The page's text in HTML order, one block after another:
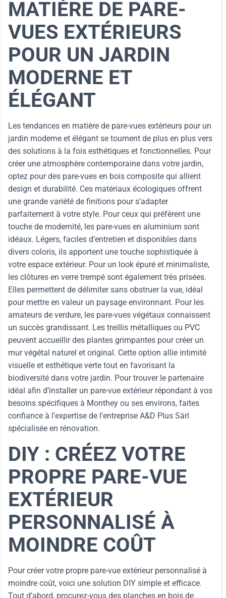
MATIÈRE DE PARE-
VUES EXTÉRIEURS
POUR UN JARDIN
MODERNE ET
ÉLÉGANT
Les tendances en matière de pare-vues extérieurs pour un
jardin moderne et élégant se tournent de plus en plus vers
des solutions à la fois esthétiques et fonctionnelles. Pour
créer une atmosphère contemporaine dans votre jardin,
optez pour des pare-vues en bois composite qui allient
design et durabilité. Ces matériaux écologiques offrent
une grande variété de finitions pour s’adapter
parfaitement à votre style. Pour ceux qui préfèrent une
touche de modernité, les pare-vues en aluminium sont
idéaux. Légers, faciles d’entretien et disponibles dans
divers coloris, ils apportent une touche sophistiquée à
votre espace extérieur. Pour un look épuré et minimaliste,
les clôtures en verre trempé sont également très prisées.
Elles permettent de délimiter sans obstruer la vue, idéal
pour mettre en valeur un paysage environnant. Pour les
amateurs de verdure, les pare-vues végétaux connaissent
un succès grandissant. Les treillis métalliques ou PVC
peuvent accueillir des plantes grimpantes pour créer un
mur végétal naturel et original. Cette option allie intimité
visuelle et esthétique verte tout en favorisant la
biodiversité dans votre jardin. Pour trouver le partenaire
idéal afin d’installer un pare-vue extérieur répondant à vos
besoins spécifiques à Monthey ou ses environs, faites
confiance à l’expertise de l’entreprise A&D Plus Sàrl
spécialisée en rénovation.
DIY : CRÉEZ VOTRE
PROPRE PARE-VUE
EXTÉRIEUR
PERSONNALISÉ À
MOINDRE COÛT
Pour créer votre propre pare-vue extérieur personnalisé à
moindre coût, voici une solution DIY simple et efficace.
Tout d’abord, procurez-vous des planches en bois de